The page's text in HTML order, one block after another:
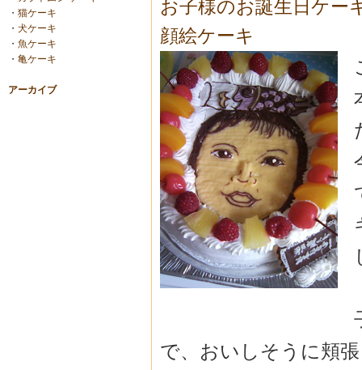
・ 猫ケーキ
・ 犬ケーキ
・ 魚ケーキ
・ 亀ケーキ
アーカイブ
お子様のお誕生日ケー
顔絵ケーキ
で、おいしそうに頬